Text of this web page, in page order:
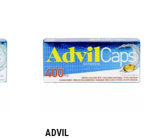
ADVIL